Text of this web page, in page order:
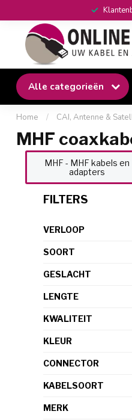
Alle categorieën
Home / CAI, Antenne &
MHF
MHF - MHF kabels en
adapters
FILTERS
VERLOOP
SOORT
GESLACHT
LENGTE
KWALITEIT
KLEUR
CONNECTOR
KABELSOORT
MERK